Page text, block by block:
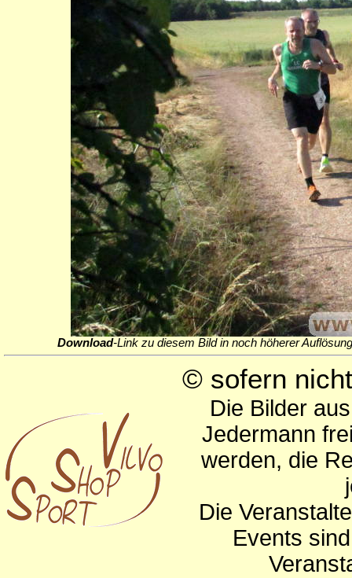
Download-Link zu diesem Bild in noch höherer
© sofern
Die Bilder
Jedermann
werden, die
Die
Events